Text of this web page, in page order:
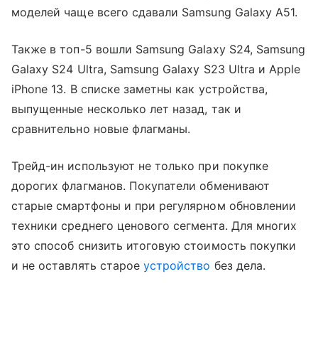
моделей чаще всего сдавали Samsung Galaxy A51.
Также в топ-5 вошли Samsung Galaxy S24, Samsung
Galaxy S24 Ultra, Samsung Galaxy S23 Ultra и Apple
iPhone 13. В списке заметны как устройства,
выпущенные несколько лет назад, так и
сравнительно новые флагманы.
Трейд-ин используют не только при покупке
дорогих флагманов. Покупатели обменивают
старые смартфоны и при регулярном обновлении
техники среднего ценового сегмента. Для многих
это способ снизить итоговую стоимость покупки
и не оставлять староеустройство без дела.